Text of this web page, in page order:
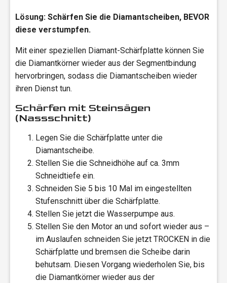
Lösung: Schärfen Sie die Diamantscheiben, BEVOR
diese verstumpfen.
Mit einer speziellen Diamant-Schärfplatte können Sie
die Diamantkörner wieder aus der Segmentbindung
hervorbringen, sodass die Diamantscheiben wieder
ihren Dienst tun.
Schärfen mit Steinsägen
(Nassschnitt)
Legen Sie die Schärfplatte unter die
Diamantscheibe.
Stellen Sie die Schneidhöhe auf ca. 3mm
Schneidtiefe ein.
Schneiden Sie 5 bis 10 Mal im eingestellten
Stufenschnitt über die Schärfplatte.
Stellen Sie jetzt die Wasserpumpe aus.
Stellen Sie den Motor an und sofort wieder aus –
im Auslaufen schneiden Sie jetzt TROCKEN in die
Schärfplatte und bremsen die Scheibe darin
behutsam. Diesen Vorgang wiederholen Sie, bis
die Diamantkörner wieder aus der